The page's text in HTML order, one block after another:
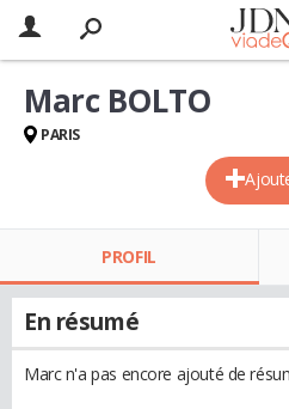
Marc BOLTO
PARIS
PROFIL
En résumé
Marc n'a pas encore ajouté de